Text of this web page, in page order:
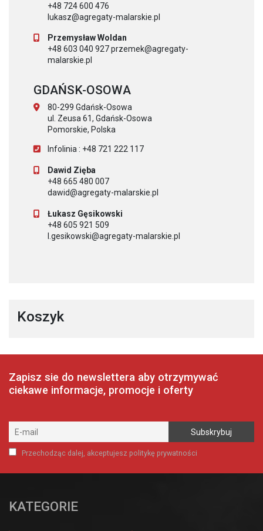
+48 724 600 476
lukasz@agregaty-malarskie.pl
Przemysław Woldan
+48 603 040 927 przemek@agregaty-
malarskie.pl
GDAŃSK-OSOWA
80-299 Gdańsk-Osowa
ul. Zeusa 61, Gdańsk-Osowa
Pomorskie, Polska
Infolinia : +48 721 222 117
Dawid Zięba
+48 665 480 007
dawid@agregaty-malarskie.pl
Łukasz Gęsikowski
+48 605 921 509
l.gesikowski@agregaty-malarskie.pl
Koszyk
Zapisz sie do newslettera aby otrzymywać
ciekawe informacje, promocje i oferty
Przechodząc dalej, akceptujesz politykę prywatności
KATEGORIE